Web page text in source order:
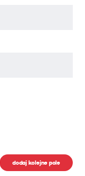
dodaj kolejne pole